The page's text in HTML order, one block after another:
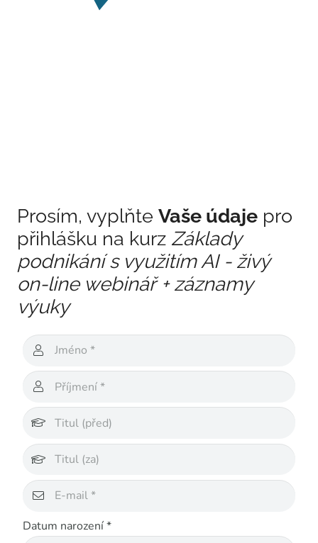
Prosím, vyplňte Vaše údaje pro
přihlášku na kurz Základy
podnikání s využitím AI - živý
on-line webinář + záznamy
výuky
Datum narození *